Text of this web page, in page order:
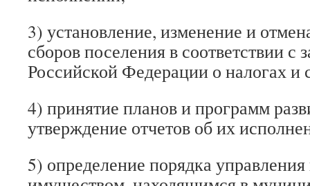
3) установление, изменение и
сборов поселения в соответствии с
Российской Федерации о налогах и
4) принятие планов и программ
утверждение отчетов об их
5) определение порядка